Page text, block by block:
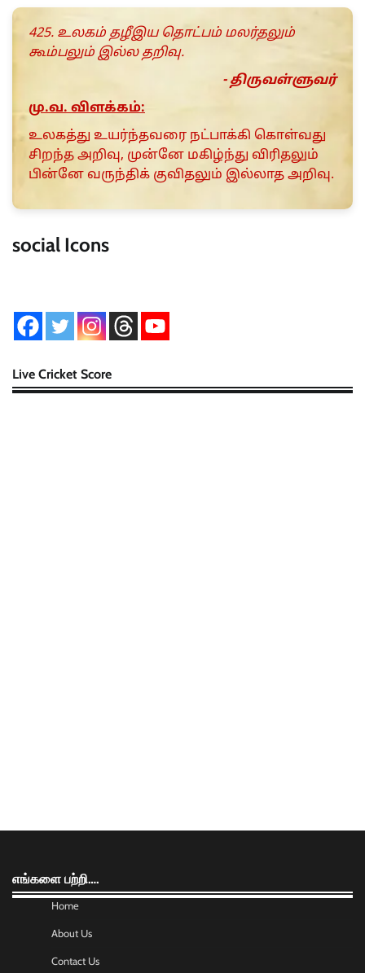
425. உலகம் தழீஇய தொட்பம் மலர்தலும்
கூம்பலும் இல்ல தறிவு.
- திருவள்ளுவர்
மு.வ. விளக்கம்:
உலகத்து உயர்ந்தவரை நட்பாக்கி கொள்வது
சிறந்த அறிவு, முன்னே மகிழ்ந்து விரிதலும்
பின்னே வருந்திக் குவிதலும் இல்லாத அறிவு.
social Icons
Live Cricket Score
எங்களை பற்றி….
Home
About Us
Contact Us